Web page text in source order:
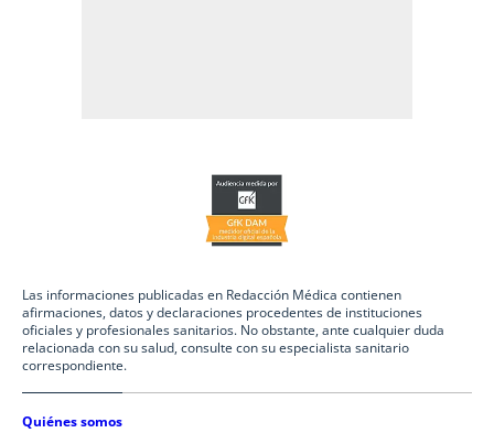
Las informaciones publicadas en Redacción Médica contienen
afirmaciones, datos y declaraciones procedentes de instituciones
oficiales y profesionales sanitarios. No obstante, ante cualquier duda
relacionada con su salud, consulte con su especialista sanitario
correspondiente.
Quiénes somos